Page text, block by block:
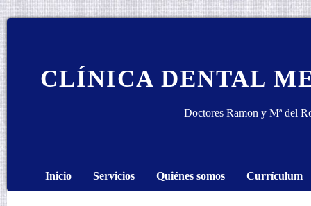
CLÍNICA DENTAL
Doctores Ramon y Mª del
Inicio Servicios Quiénes somos Currículum